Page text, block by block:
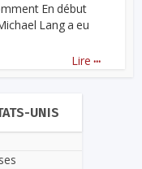
En début
Lang a eu
Lire ...
UNIS